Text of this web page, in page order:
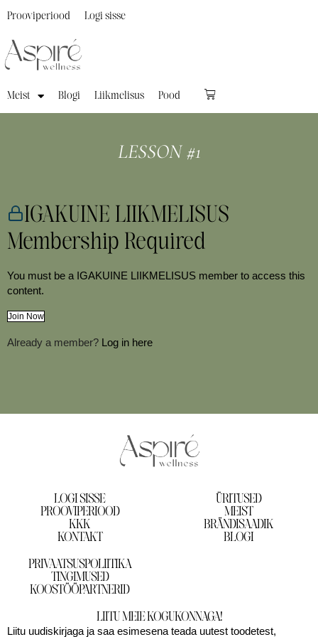
Meist Blogi Liikmelisus Pood
Prooviperiood Logi sisse
LESSON #1
IGAKUINE LIIKMELISUS
Membership Required
You must be a IGAKUINE LIIKMELISUS member to access this
content.
Join Now
Already a member? Log in here
LOGI SISSE
PROOVIPERIOOD
KKK
KONTAKT
ÜRITUSED
MEIST
BRÄNDISAADIK
BLOGI
PRIVAATSUSPOLIITIKA
TINGIMUSED
KOOSTÖÖPARTNERID
LIITU MEIE KOGUKONNAGA!
Liitu uudiskirjaga ja saa esimesena teada uutest toodetest,